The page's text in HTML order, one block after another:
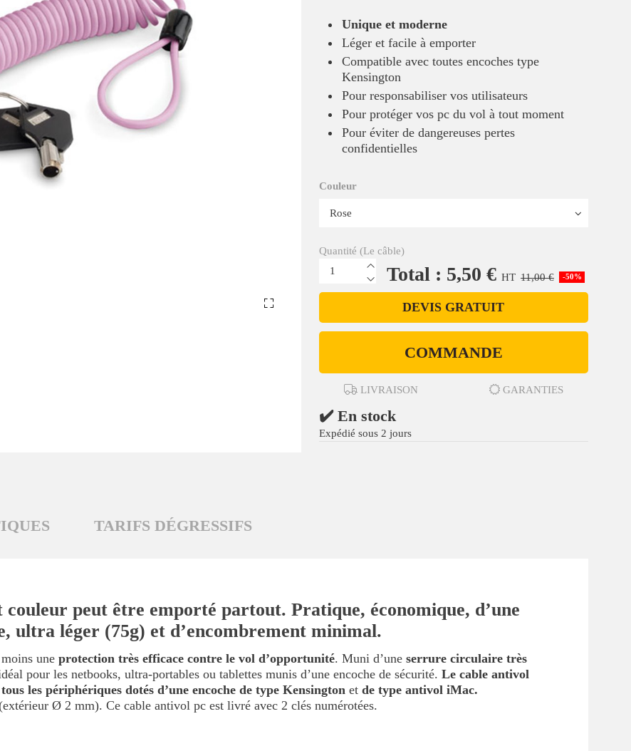
Unique et moderne
Léger et facile à emporter
Compatible avec toutes encoches type
Kensington
Pour responsabiliser vos utilisateurs
Pour protéger vos pc du vol à tout moment
Pour éviter de dangereuses pertes
confidentielles
Couleur
Quantité (Le câble)
Total : 5,50 € HT 11,00 € -50%
DEVIS GRATUIT
COMMANDE
LIVRAISON GARANTIES
✔️ En stock
Expédié sous 2 jours
TARIFS DÉGRESSIFS
peut être emporté partout. Pratique, économique, d’une
ultra léger (75g) et d’encombrement minimal.
une protection très efficace contre le vol d’opportunité. Muni d’une serrure circulaire très
pour les netbooks, ultra-portables ou tablettes munis d’une encoche de sécurité. Le cable antivol
tous les périphériques dotés d’une encoche de type Kensington et de type antivol iMac.
Ø 2 mm). Ce cable antivol pc est livré avec 2 clés numérotées.